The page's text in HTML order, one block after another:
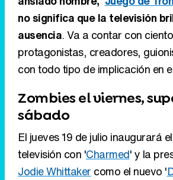
no significa que la televisión
ausencia. Va a contar con
protagonistas, creadores,
con todo tipo de implicación en
Zombies el viernes,
sábado
El jueves 19 de julio inaugurará
televisión con 'Charmed' y la
Jodie Whittaker como el nuevo '